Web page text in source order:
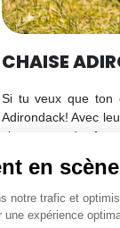
CHAISE
Si tu veux que ton
Adirondack! Avec
site en spot de
Qté